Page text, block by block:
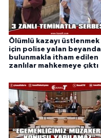
Ölümlü kazayı üstlenmek
için polise yalan beyanda
bulunmakla itham edilen
zanlılar mahkemeye çıktı